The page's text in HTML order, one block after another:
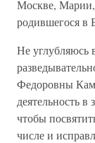
Москве,
родившегося в
Не углубляюсь
Федоровны
деятельность
чтобы
числе и